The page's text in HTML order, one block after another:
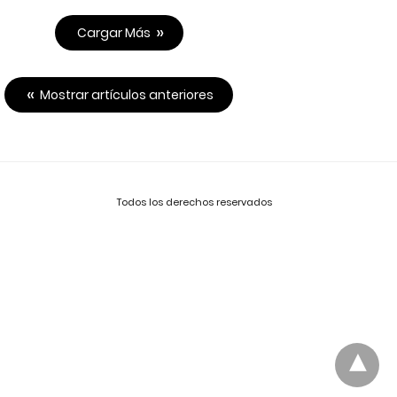
Cargar Más
Mostrar artículos anteriores
Todos los derechos reservados